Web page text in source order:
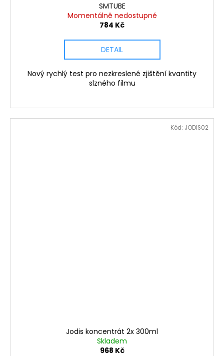
SMTUBE
Momentálně nedostupné
784 Kč
DETAIL
Nový rychlý test pro nezkreslené zjištění kvantity
slzného filmu
Jodis koncentrát 2x 300ml
Skladem
968 Kč
Kód: JODIS02